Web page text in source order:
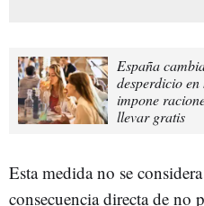
España
desperdicio
impone
llevar gratis
Esta medida no se
consecuencia directa de no